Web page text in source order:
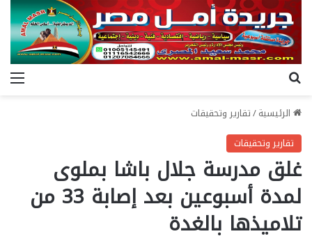
الرئيسية/تقارير وتحقيقات
تقارير وتحقيقات
غلق مدرسة جلال باشا بملوى
لمدة أسبوعين بعد إصابة 33 من
تلاميذها بالغدة